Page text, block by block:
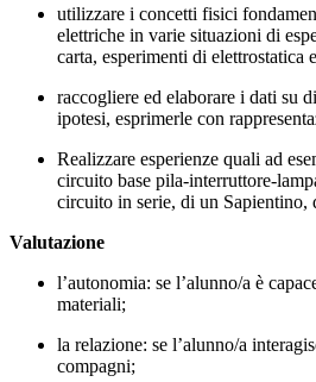
utilizzare i concetti fisici
elettriche in varie situazioni di
carta, esperimenti di elettrostatica
raccogliere ed elaborare i dati su
ipotesi, esprimerle con
Realizzare esperienze quali ad
circuito base pila-interruttore-
circuito in serie, di un
Valutazione
l’autonomia: se l’alunno/a è
materiali;
la relazione: se l’alunno/a
compagni;